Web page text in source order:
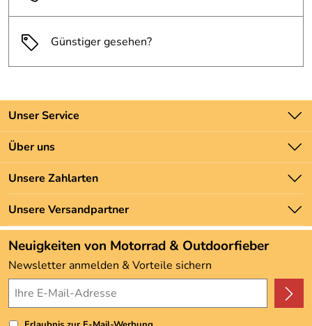
Günstiger gesehen?
Unser Service
Kontakt
Batteriegesetz
Newsletter
Zahlung und Versand
Über uns
Unsere Bestseller
Marken
Neu
Angebote
Kundenbewertungen (3.493)
4,9/5*****
Unsere Zahlarten
Unsere Versandpartner
Neuigkeiten von Motorrad & Outdoorfieber
Newsletter anmelden & Vorteile sichern